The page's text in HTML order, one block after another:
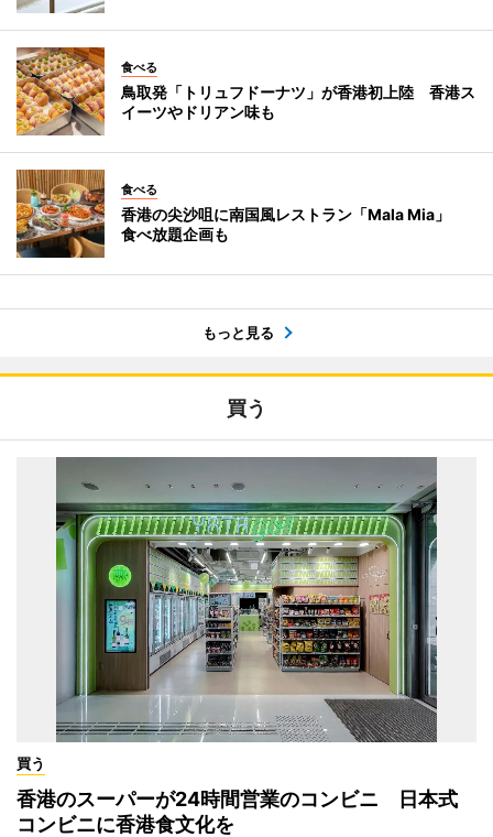
食べる
鳥取発「トリュフドーナツ」が香港初上陸 香港ス
イーツやドリアン味も
食べる
香港の尖沙咀に南国風レストラン「Mala Mia」
食べ放題企画も
もっと見る
買う
買う
香港のスーパーが24時間営業のコンビニ 日本式
コンビニに香港食文化を